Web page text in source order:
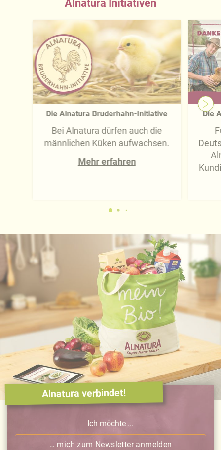
Alnatura Initiativen
Die Alnatura Bruderhahn-Initiative
Bei Alnatura dürfen auch die
männlichen Küken aufwachsen.
Mehr erfahren
Die
Alnatura verbindet!
Ich möchte ...
… mich zum Newsletter anmelden